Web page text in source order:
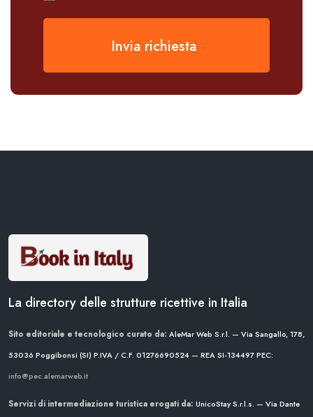
Invia richiesta
La directory delle strutture ricettive in Italia
Sito editoriale e tecnologico curato da: AleMar Web S.r.l. — Via Sangallo, 178,
53036 Poggibonsi (SI) P.IVA / C.F. 01276690524 — REA SI-134497PEC:
info@pec.alemarweb.it
Servizi di intermediazione turistica erogati da: UnicoStay S.r.l.s. — Via Dante